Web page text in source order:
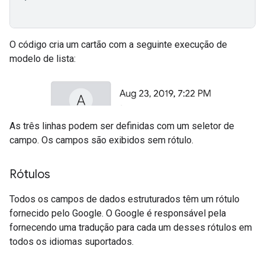
O código cria um cartão com a seguinte execução de
modelo de lista:
As três linhas podem ser definidas com um seletor de
campo. Os campos são exibidos sem rótulo.
Rótulos
Todos os campos de dados estruturados têm um rótulo
fornecido pelo Google. O Google é responsável pela
fornecendo uma tradução para cada um desses rótulos em
todos os idiomas suportados.